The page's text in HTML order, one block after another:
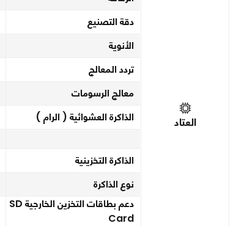
العتاد
دقة التصنيع
الأنوية
تردد المعالج
معالج الرسومات
الذاكرة العشوائية ( الرام )
الذاكرة التخزينية
نوع الذاكرة
دعم بطاقات التخزين الخارجية SD
Card